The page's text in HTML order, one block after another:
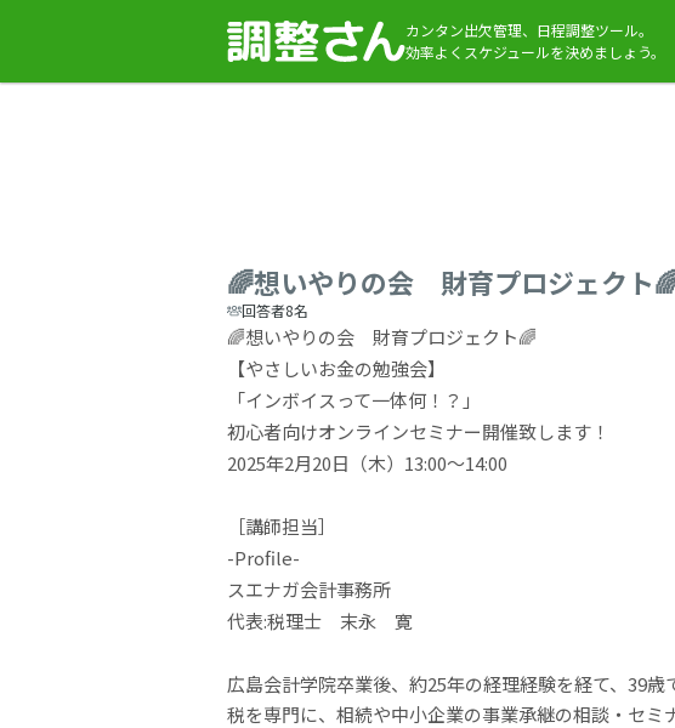
カンタン出欠管理、日程調整ツール。
効率よくスケジュールを決めましょう。
🌈想いやりの会 財育プロジェクト
回答者8名
🌈想いやりの会 財育プロジェクト🌈
【やさしいお金の勉強会】
「インボイスって一体何！？」
初心者向けオンラインセミナー開催致します！
2025年2月20日（木）13:00〜14:00
［講師担当］
-Profile-
スエナガ会計事務所
代表:税理士 末永 寛
広島会計学院卒業後、約25年の経理経験を経て、39
税を専門に、相続や中小企業の事業承継の相談・セ